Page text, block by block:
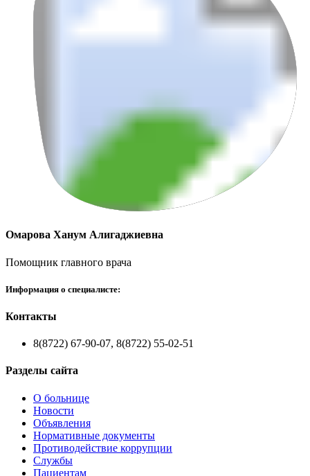
Омарова Ханум Алигаджиевна
Помощник главного врача
Информация о специалисте:
Контакты
8(8722) 67-90-07, 8(8722) 55-02-51
Разделы сайта
О больнице
Новости
Объявления
Нормативные документы
Противодействие коррупции
Службы
Пациентам